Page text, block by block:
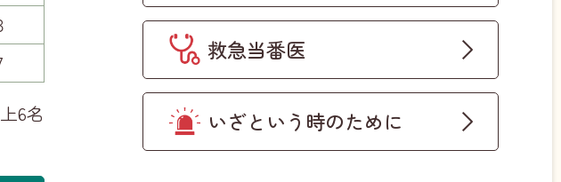
6名
救急当番医
いざという時のために